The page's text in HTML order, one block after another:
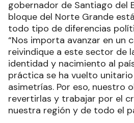
gobernador de Santiago del
bloque del Norte Grande
todo tipo de diferencias
“Nos importa avanzar en un
reivindique a este sector de
identidad y nacimiento al
práctica se ha vuelto
asimetrías. Por eso, nuestro
revertirlas y trabajar por el
nuestra región y de todo el